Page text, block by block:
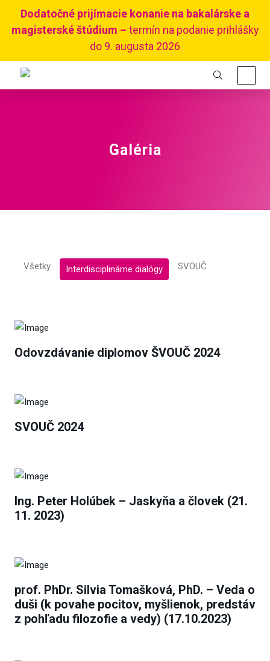
Dodatočné prijímacie konanie na bakalárske a
magisterské štúdium – termín na podanie prihlášky
do 9. augusta 2026
Galéria
Všetky Interdisciplinárne dialógy SVOUČ
Odovzdávanie diplomov ŠVOUČ 2024
SVOUČ 2024
Ing. Peter Holúbek – Jaskyňa a človek (21.
11. 2023)
prof. PhDr. Silvia Tomašková, PhD. – Veda o
duši (k povahe pocitov, myšlienok, predstáv
z pohľadu filozofie a vedy) (17.10.2023)